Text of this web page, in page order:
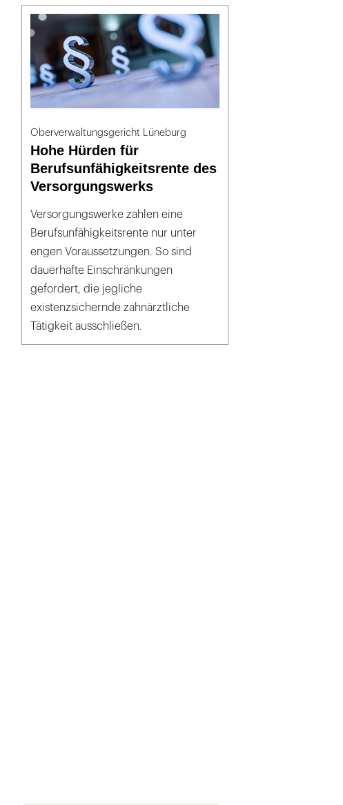
Oberverwaltungsgericht Lüneburg
Hohe Hürden für
Berufsunfähigkeitsrente des
Versorgungswerks
Versorgungswerke zahlen eine
Berufsunfähigkeitsrente nur unter
engen Voraussetzungen. So sind
dauerhafte Einschränkungen
gefordert, die jegliche
existenzsichernde zahnärztliche
Tätigkeit ausschließen.